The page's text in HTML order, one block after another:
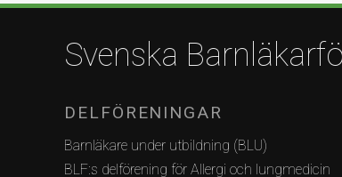
Svenska
DELFÖRENINGAR
Barnläkare under utbildning (BLU)
BLF:s delförening för Allergi och lungmedicin